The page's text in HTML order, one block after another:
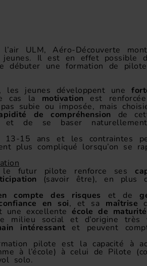
ULM, Aéro-Découverte
Il est en effet possible
une formation de pilote
les jeunes développent une
cas la motivation est
subie ou imposée, mais
de compréhension de
et de se baser
15 ans et les contraintes
plus compliqué lorsqu’on se
futur pilote renforce ses
(savoir être), en plus
compte des risques et de
en soi, et sa maîtrise
une excellente école de maturité
milieu social et d’origine très
intéressant et peuvent
pilote est la capacité à
à l’école) à celui de Pilote
solo.